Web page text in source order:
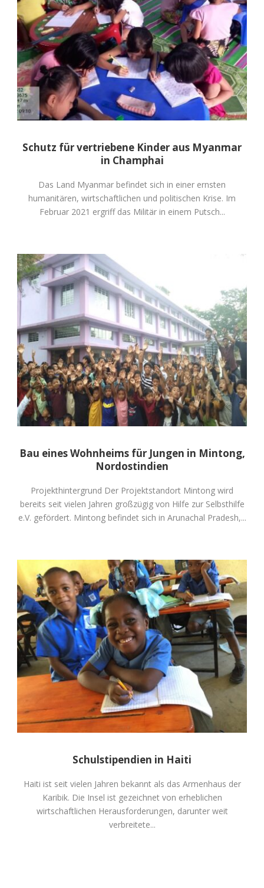
Schutz für vertriebene Kinder aus Myanmar
in Champhai
Das Land Myanmar befindet sich in einer ernsten
humanitären, wirtschaftlichen und politischen Krise. Im
Februar 2021 ergriff das Militär in einem Putsch...
Bau eines Wohnheims für Jungen in Mintong,
Nordostindien
Projekthintergrund Der Projektstandort Mintong wird
bereits seit vielen Jahren großzügig von Hilfe zur Selbsthilfe
e.V. gefördert. Mintong befindet sich in Arunachal Pradesh,...
Schulstipendien in Haiti
Haiti ist seit vielen Jahren bekannt als das Armenhaus der
Karibik. Die Insel ist gezeichnet von erheblichen
wirtschaftlichen Herausforderungen, darunter weit
verbreitete...